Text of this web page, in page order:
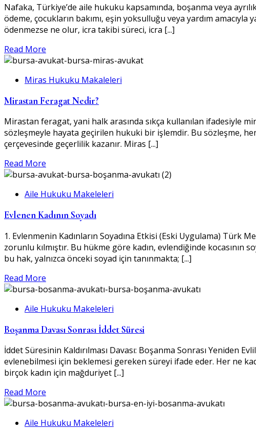
Nafaka, Türkiye’de aile hukuku kapsamında, boşanma veya
ödeme, çocukların bakımı, eşin yoksulluğu veya yardım
ödenmezse ne olur, icra takibi süreci, icra [...]
Read More
Miras Hukuku Makaleleri
Mirastan Feragat Nedir?
Mirastan feragat, yani halk arasında sıkça kullanılan ifadesiyle
sözleşmeyle hayata geçirilen hukuki bir işlemdir. Bu sözleşme,
çerçevesinde geçerlilik kazanır. Miras [...]
Read More
Aile Hukuku Makeleleri
Evlenen Kadının Soyadı
1. Evlenmenin Kadınların Soyadına Etkisi (Eski Uygulama) Türk
zorunlu kılmıştır. Bu hükme göre kadın, evlendiğinde kocasının
bu hak, yalnızca önceki soyad için tanınmakta; [...]
Read More
Aile Hukuku Makeleleri
Boşanma Davası Sonrası İddet Süresi
İddet Süresinin Kaldırılması Davası: Boşanma Sonrası Yeniden
evlenebilmesi için beklemesi gereken süreyi ifade eder. Her ne
birçok kadın için mağduriyet [...]
Read More
Aile Hukuku Makeleleri